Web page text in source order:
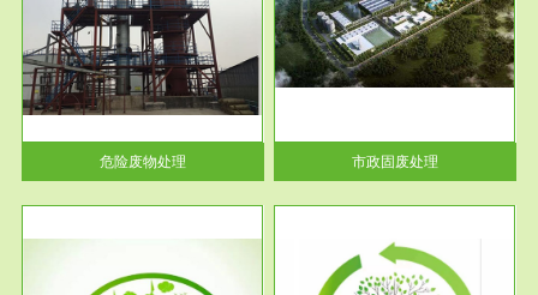
危险废物处理
市政固废处理
蔚蓝生态环境科技所从事的市政
废物处理业务包括市政废物的处
理处...
市政固废处理
服务范围